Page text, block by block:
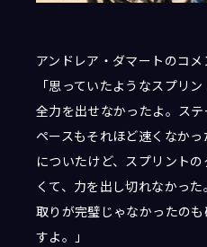
アンドレア・ダマートのコメ
「思っていたようなスプリ
全力を出せなかったよ。ス
ペースもそれほど速くなか
についたけど、スプリント
くて、力を出し切れなかっ
取りが完璧じゃなかったの
すよ。」